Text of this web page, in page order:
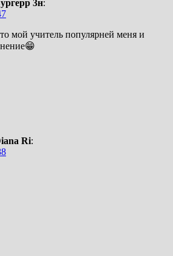
3н:
мой учитель популярней меня и
Ri: